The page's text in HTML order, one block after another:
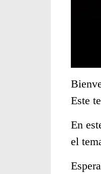
Este
En
el